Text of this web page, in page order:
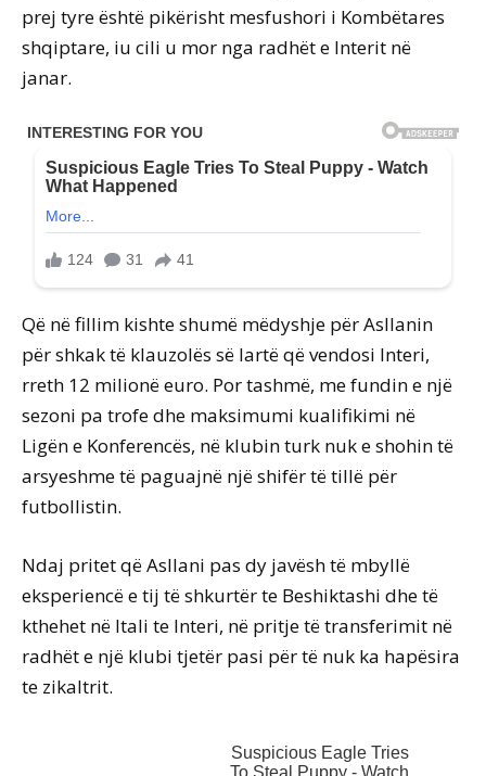
prej tyre është pikërisht mesfushori i Kombëtares
shqiptare, iu cili u mor nga radhët e Interit në
janar.
Që në fillim kishte shumë mëdyshje për Asllanin
për shkak të klauzolës së lartë që vendosi Interi,
rreth 12 milionë euro. Por tashmë, me fundin e një
sezoni pa trofe dhe maksimumi kualifikimi në
Ligën e Konferencës, në klubin turk nuk e shohin të
arsyeshme të paguajnë një shifër të tillë për
futbollistin.
Ndaj pritet që Asllani pas dy javësh të mbyllë
eksperiencë e tij të shkurtër te Beshiktashi dhe të
kthehet në Itali te Interi, në pritje të transferimit në
radhët e një klubi tjetër pasi për të nuk ka hapësira
te zikaltrit.